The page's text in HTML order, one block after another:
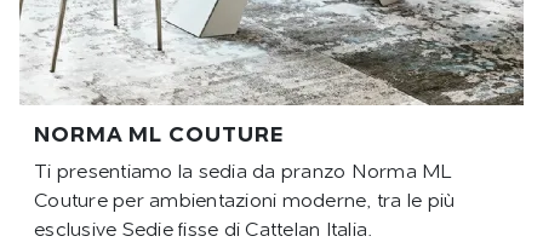
NORMA ML COUTURE
Ti presentiamo la sedia da pranzo Norma ML
Couture per ambientazioni moderne, tra le più
esclusive Sedie fisse di Cattelan Italia.